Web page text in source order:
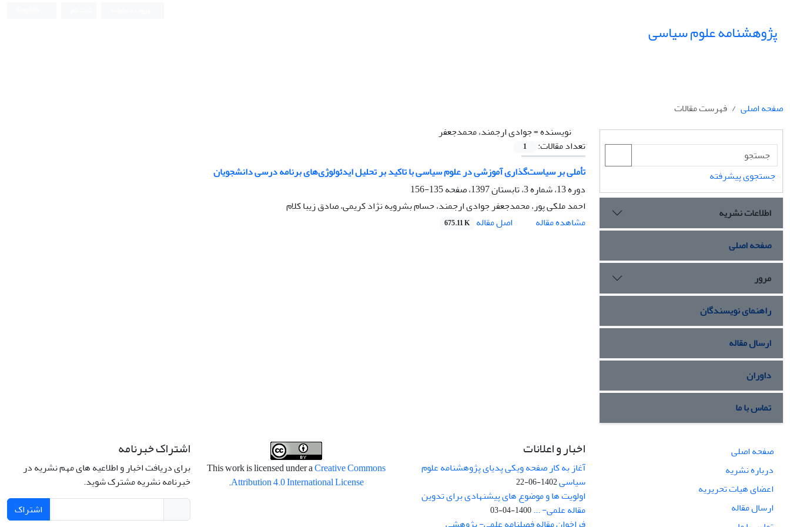
پژوهشنامه علوم سیاسی
صفحه اصلی
فهرست مقالات
نویسنده =جوادی ارجمند، محمدجعفر
تعداد مقالات:
1
تأملی بر سیاست‌گذاری آموزشی در علوم سیاسی با تاکید بر تحلیل ایدئولوژی‌های برنامه درسی دانشجویان
دوره 13، شماره 3، تابستان 1397، صفحه
135-156
احمد ملکی پور، محمدجعفر جوادی ارجمند، حسام بشرویه نژاد کریمی، صادق زیبا کلام
مشاهده مقاله
اصل مقاله 675.11 K
جستجوی پیشرفته
اطلاعات نشریه
صفحه اصلی
مرور
راهنمای نویسندگان
ارسال مقاله
داوران
تماس با ما
صفحه اصلی
درباره نشریه
اعضای هیات تحریریه
ارسال مقاله
اخبار و اعلانات
آغاز به کار صفحه ویکی پدیای پژوهشنامه علوم
سیاسی1402-06-22
اولویت ها و موضوع های پیشنهادی برای تدوین
مقاله علمی- ...1400-04-03
This work is licensed under aCreative Commons
Attribution 4.0 International License
.
اشتراک خبرنامه
برای دریافت اخبار و اطلاعیه های مهم نشریه در
خبرنامه نشریه مشترک شوید.
اشتراک